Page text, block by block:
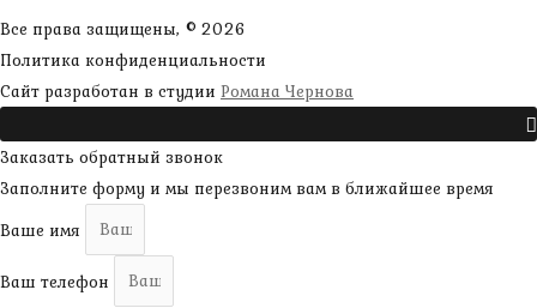
Все права защищены, © 2026
Политика конфиденциальности
Сайт разработан в студии Романа Чернова
Заказать обратный звонок
Заполните форму и мы перезвоним вам в ближайшее время
Ваше имя
Ваш телефон